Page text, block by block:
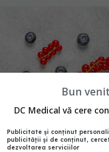
Bun
DC Medical vă cere
Publicitate și conținut
publicității și de conținut,
dezvoltarea serviciilor